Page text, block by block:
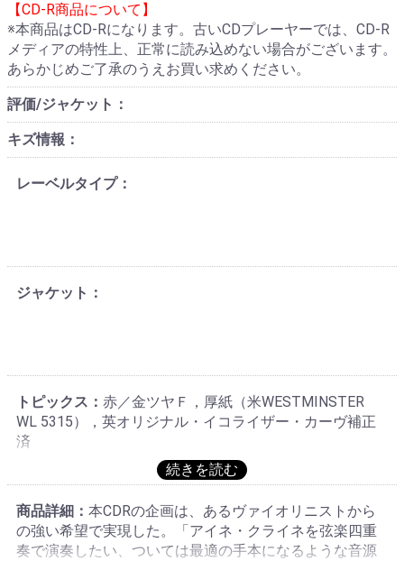
【CD-R商品について】
※本商品はCD-Rになります。古いCDプレーヤーでは、CD-R
メディアの特性上、正常に読み込めない場合がございます。
あらかじめご了承のうえお買い求めください。
評価/ジャケット：
キズ情報：
レーベルタイプ：
ジャケット：
トピックス： 赤／金ツヤＦ，厚紙（米WESTMINSTER
WL 5315），英オリジナル・イコライザー・カーヴ補正
済
商品詳細： 本CDRの企画は、あるヴァイオリニストから
の強い希望で実現した。「アイネ・クライネを弦楽四重
奏で演奏したい、ついては最適の手本になるような音源